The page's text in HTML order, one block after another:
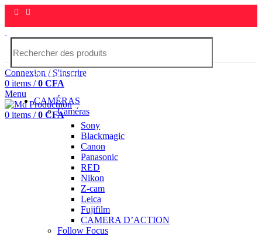
Connexion / S'inscrire
0 items / 0 CFA
Menu
0 items / 0 CFA
Parcourir les catégories
CAMÉRAS
Caméras
Sony
Blackmagic
Canon
Panasonic
RED
Nikon
Z-cam
Leica
Fujifilm
CAMERA D’ACTION
Follow Focus